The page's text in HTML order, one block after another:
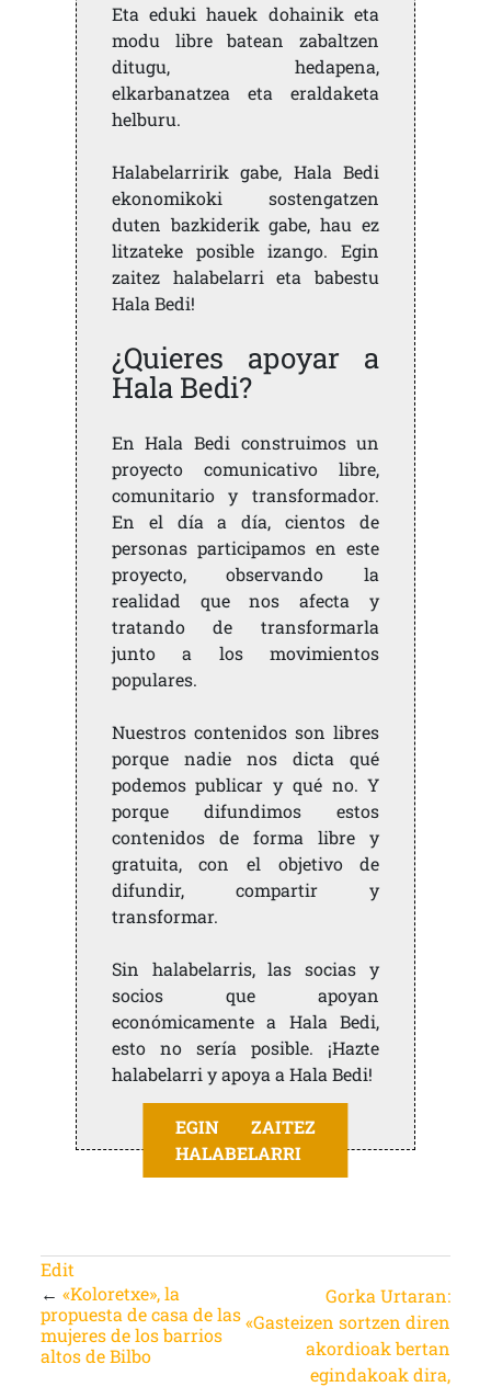
Eta eduki hauek dohainik eta
modu libre batean zabaltzen
ditugu, hedapena,
elkarbanatzea eta eraldaketa
helburu.
Halabelarririk gabe, Hala Bedi
ekonomikoki sostengatzen
duten bazkiderik gabe, hau ez
litzateke posible izango. Egin
zaitez halabelarri eta babestu
Hala Bedi!
¿Quieres apoyar a
Hala Bedi?
En Hala Bedi construimos un
proyecto comunicativo libre,
comunitario y transformador.
En el día a día, cientos de
personas participamos en este
proyecto, observando la
realidad que nos afecta y
tratando de transformarla
junto a los movimientos
populares.
Nuestros contenidos son libres
porque nadie nos dicta qué
podemos publicar y qué no. Y
porque difundimos estos
contenidos de forma libre y
gratuita, con el objetivo de
difundir, compartir y
transformar.
Sin halabelarris, las socias y
socios que apoyan
económicamente a Hala Bedi,
esto no sería posible. ¡Hazte
halabelarri y apoya a Hala Bedi!
EGIN ZAITEZ
HALABELARRI
Edit
← «Koloretxe», la
propuesta de casa de las
mujeres de los barrios
altos de Bilbo
Gorka Urtaran:
«Gasteizen sortzen diren
akordioak bertan
egindakoak dira,